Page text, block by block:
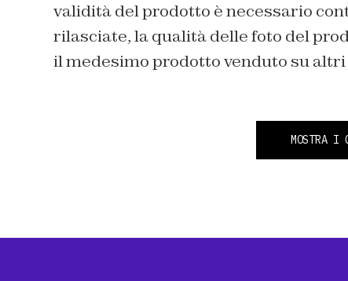
validità del prodotto è necessario
rilasciate, la qualità delle foto del
il medesimo prodotto venduto su
MOSTRA I